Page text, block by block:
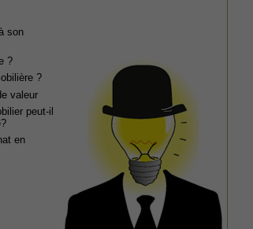
son
?
?
valeur
peut-il
en